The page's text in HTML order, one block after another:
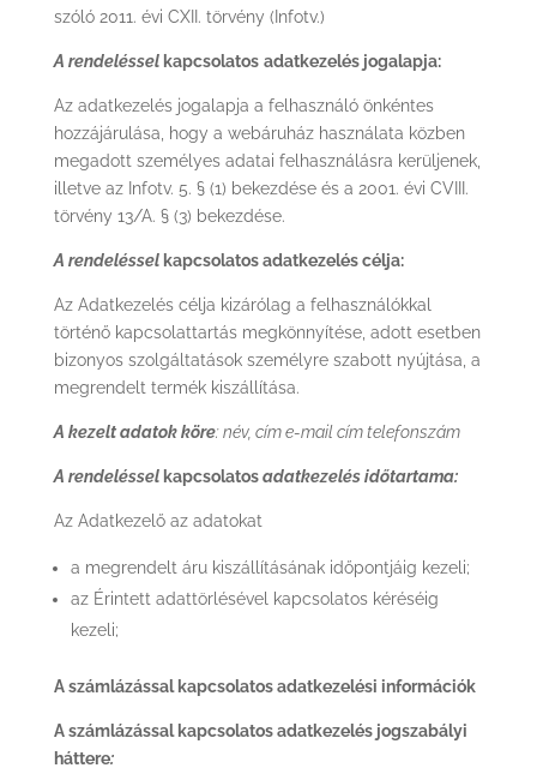
szóló 2011. évi CXII. törvény (Infotv.)
A rendeléssel kapcsolatos adatkezelés jogalapja:
Az adatkezelés jogalapja a felhasználó önkéntes
hozzájárulása, hogy a webáruház használata közben
megadott személyes adatai felhasználásra kerüljenek,
illetve az Infotv. 5. § (1) bekezdése és a 2001. évi CVIII.
törvény 13/A. § (3) bekezdése.
A rendeléssel kapcsolatos adatkezelés célja:
Az Adatkezelés célja kizárólag a felhasználókkal
történő kapcsolattartás megkönnyítése, adott esetben
bizonyos szolgáltatások személyre szabott nyújtása, a
megrendelt termék kiszállítása.
A kezelt adatok köre: név, cím e-mail cím telefonszám
A rendeléssel kapcsolatosadatkezelés időtartama:
Az Adatkezelő az adatokat
a megrendelt áru kiszállításának időpontjáig kezeli;
az Érintett adattörlésével kapcsolatos kéréséig
kezeli;
A számlázással kapcsolatos adatkezelési információk
A számlázással kapcsolatos adatkezelés jogszabályi
háttere: